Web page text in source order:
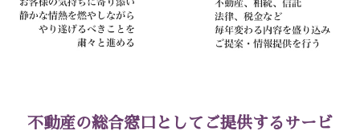
不動産の総合窓口としてご提供するサービ